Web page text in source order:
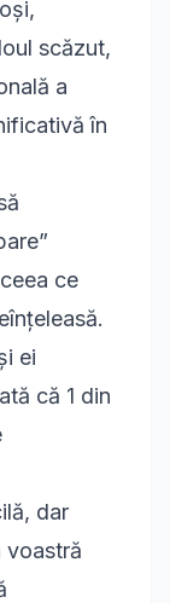
scăzut,
a
în
ce
ei
că 1 din
dar
voastră